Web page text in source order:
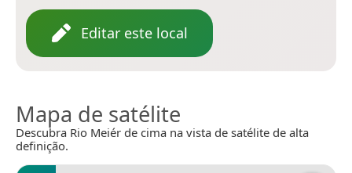
Editar este local
Mapa de satélite
Descubra Rio Meiér de cima na vista de satélite de alta
definição.